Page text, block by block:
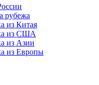
рубежа
из Китая
из США
из Азии
из Европы